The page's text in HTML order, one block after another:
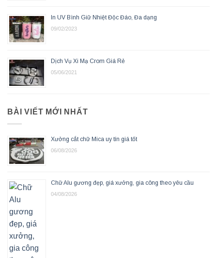
In UV Bình Giữ Nhiệt Độc Đáo, Đa dạng
09/02/2023
Dịch Vụ Xi Mạ Crom Giá Rẻ
05/06/2021
BÀI VIẾT MỚI NHẤT
Xưởng cắt chữ Mica uy tín giá tốt
06/08/2026
Chữ Alu gương đẹp, giá xưởng, gia công theo yêu cầu
04/08/2026